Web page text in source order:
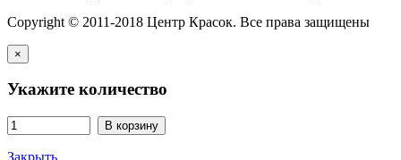
Copyright © 2011-2018 Центр Красок. Все права защищены
×
Укажите количество
В корзину